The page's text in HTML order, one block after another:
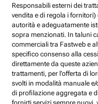
Responsabili esterni dei
vendita e di regola i
autorità e adeguatamente
sopra menzionati. In taluni
commerciali tra Fastweb e
specifico consenso alla
direttamente da queste
trattamenti, per l’offerta di
svolti in modalità manuale
di profilazione aggregata e